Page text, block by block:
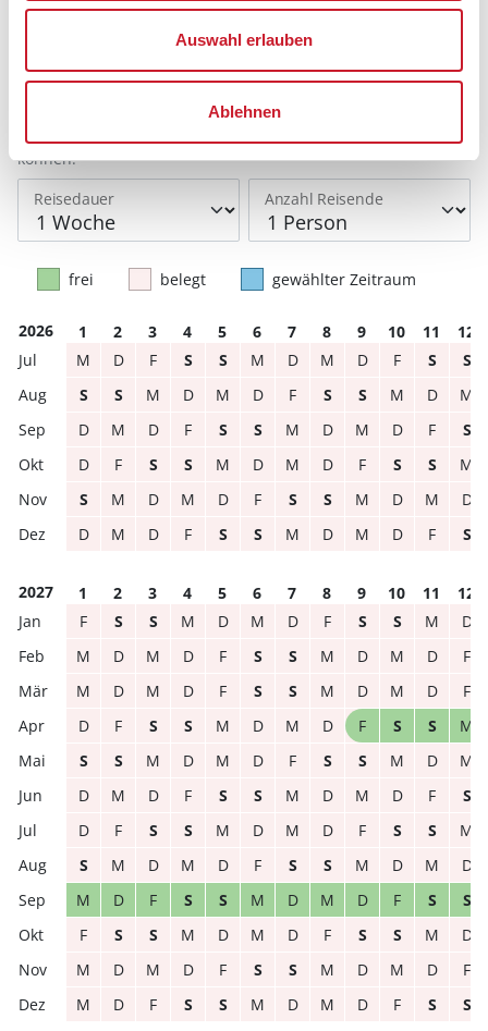
Auswahl erlauben
Ablehnen
Anreisetag im Belegungskalender anklicken
Sie bekommen Verfügbarkeit und Preis angezeigt
Reisedauer Anzahl Reisende
Bitte beachten Sie, dass sich bei Änderungen des
Reisezeitraumes auch Änderungen bei der
Hausbeschreibung und/oder der Ausstattung ergeben
können.
frei belegt gewählter Zeitraum
2026 1 2 3 4 5 6 7 8 9 10 11
12
M
D F S S M D M D F S
S
S
S M D M D F S S M D
M
D
M D F S S M D M D F
S
D
F S S M D M D F S S
M
S
M D M D F S S M D M
D
D
M D F S S M D M D F S
2027 1 2 3 4 5 6 7 8 9 10 11
12
F
S S M D M D F S S M
D
M
D M D F S S M D M D
F
M
D M D F S S M D M D
F
D
F S S M D M D F S S
M
S
S M D M D F S S M D
M
D
M D F S S M D M D F
S
D
F S S M D M D F S S
M
S
M D M D F S S M D M
D
M
D F S S M D M D F S
S
F
S S M D M D F S S M
D
M
D M D F S S M D M D
F
M
D F S S M D M D F S S